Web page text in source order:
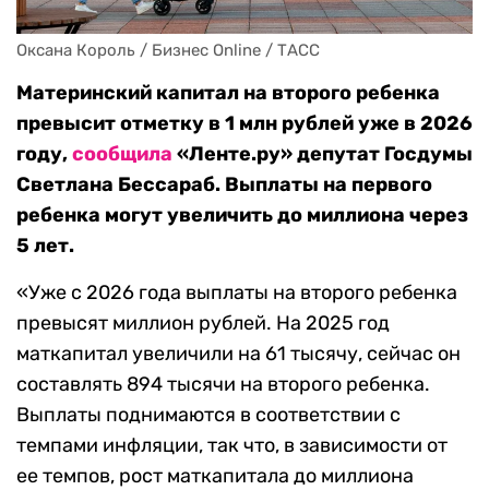
Оксана Король / Бизнес Online / ТАСС
Материнский капитал на второго ребенка
превысит отметку в 1 млн рублей уже в 2026
году,сообщила «Ленте.ру» депутат Госдумы
Светлана Бессараб. Выплаты на первого
ребенка могут увеличить до миллиона через
5 лет.
«Уже с 2026 года выплаты на второго ребенка
превысят миллион рублей. На 2025 год
маткапитал увеличили на 61 тысячу, сейчас он
составлять 894 тысячи на второго ребенка.
Выплаты поднимаются в соответствии с
темпами инфляции, так что, в зависимости от
ее темпов, рост маткапитала до миллиона